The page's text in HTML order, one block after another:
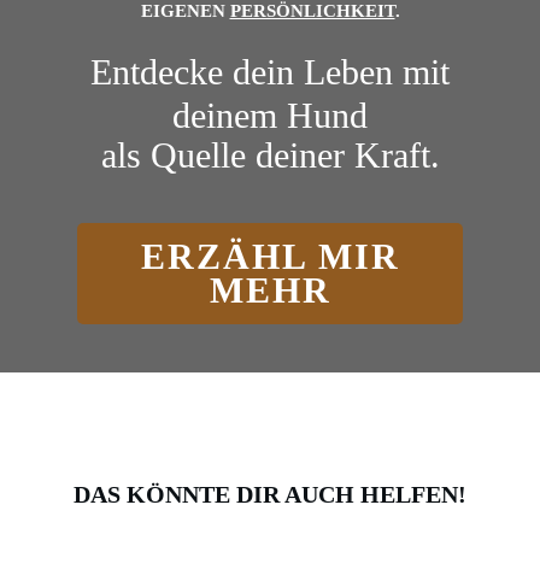
EIGENEN PERSÖNLICHKEIT.
Entdecke dein Leben mit
deinem Hund
als Quelle deiner Kraft.
ERZÄHL MIR
MEHR
DAS KÖNNTE DIR AUCH HELFEN!